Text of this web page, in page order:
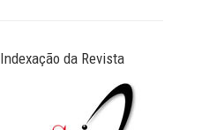
Indexação da Revista